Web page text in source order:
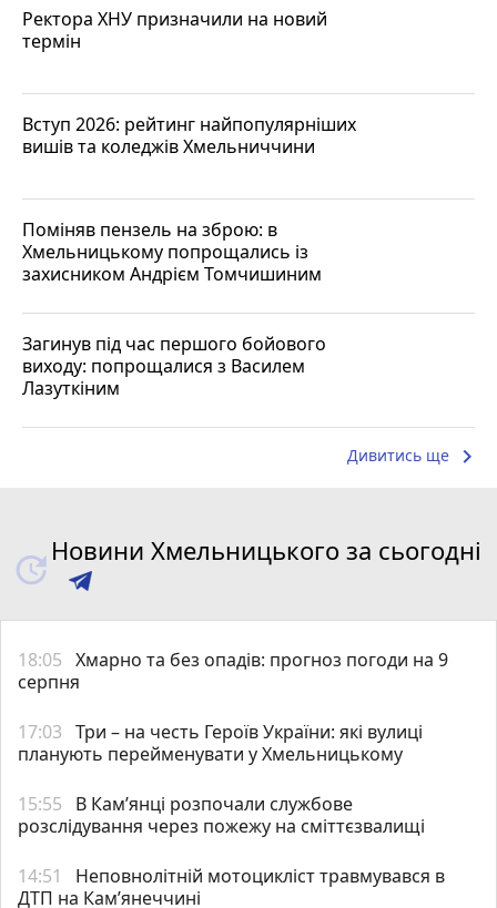
Ректора ХНУ призначили на новий
термін
Вступ 2026: рейтинг найпопулярніших
вишів та коледжів Хмельниччини
Поміняв пензель на зброю: в
Хмельницькому попрощались із
захисником Андрієм Томчишиним
Загинув під час першого бойового
виходу: попрощалися з Василем
Лазуткіним
Дивитись ще keyboard_arrow_right
Новини Хмельницького за сьогодні
18:05 Хмарно та без опадів: прогноз погоди на 9
серпня
17:03 Три – на честь Героїв України: які вулиці
планують перейменувати у Хмельницькому
15:55
В Кам’янці розпочали службове
розслідування через пожежу на сміттєзвалищі
14:51
Неповнолітній мотоцикліст травмувався в
ДТП на Кам’янеччині